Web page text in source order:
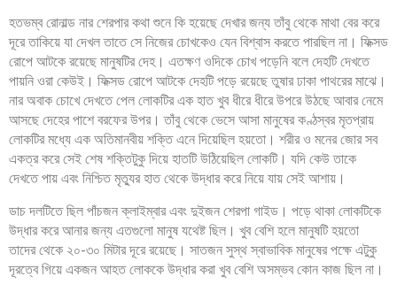
হতভম্ব রোনাল্ড নার শেরপার কথা শুনে কি হয়েছে দেখার জন্য তাঁবু থেকে মাথা বের করে
দূরে তাকিয়ে যা দেখল তাতে সে নিজের চোখকেও যেন বিশ্বাস করতে পারছিল না। ফিক্সড
রোপে আটকে রয়েছে মানুষটির দেহ। এতক্ষণ ওদিকে চোখ পড়েনি বলে দেহটি দেখতে
পায়নি ওরা কেউই। ফিক্সড রোপে আটকে দেহটি পড়ে রয়েছে তুষার ঢাকা পাথরের মাঝে।
নার অবাক চোখে দেখতে পেল লোকটির এক হাত খুব ধীরে ধীরে উপরে উঠছে আবার নেমে
আসছে দেহের পাশে বরফের উপর। তাঁবু থেকে ভেসে আসা মানুষের কণ্ঠস্বর মৃতপ্রায়
লোকটির মধ্যে এক অতিমানবীয় শক্তি এনে দিয়েছিল হয়তো। শরীর ও মনের জোর সব
একত্র করে সেই শেষ শক্তিটুকু দিয়ে হাতটি উঠিয়েছিল লোকটি। যদি কেউ তাকে
দেখতে পায় এবং নিশ্চিত মৃত্যুর হাত থেকে উদ্ধার করে নিয়ে যায় সেই আশায়।
ডাচ দলটিতে ছিল পাঁচজন ক্লাইম্বার এবং দুইজন শেরপা গাইড। পড়ে থাকা লোকটিকে
উদ্ধার করে আনার জন্য এতগুলো মানুষ যথেষ্ট ছিল। খুব বেশি হলে মানুষটি হয়তো
তাদের থেকে ২০-৩০ মিটার দূরে রয়েছে। সাতজন সুস্থ স্বাভাবিক মানুষের পক্ষে এটুকু
দূরত্বে গিয়ে একজন আহত লোককে উদ্ধার করা খুব বেশি অসম্ভব কোন কাজ ছিল না।